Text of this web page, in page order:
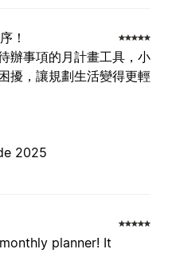
！
辦事項的月計畫工具，小
擾，讓規劃生活變得更輕
2025
planner! It